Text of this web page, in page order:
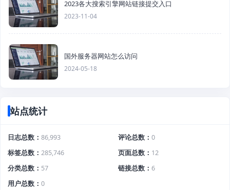
2023各大搜索引擎网站链接提交入口
2023-11-04
国外服务器网站怎么访问
2024-05-18
站点统计
日志总数 86,993 评论总数
0
标签总数
285,746 页面总数
12
分类总数
57 链接总数
6
用户总数
0